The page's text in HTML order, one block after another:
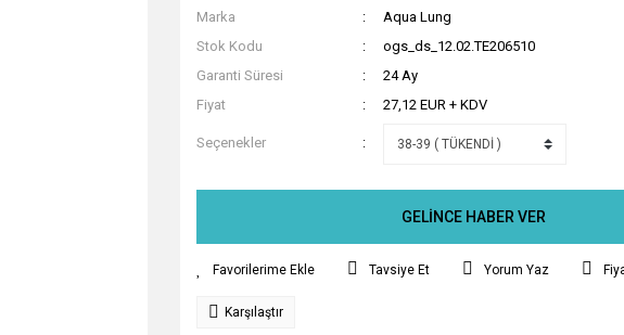
Marka
Aqua Lung
Stok Kodu
ogs_ds_12.02.TE206510
Garanti Süresi
24 Ay
Fiyat
27,12 EUR + KDV
Seçenekler
GELİNCE HABER VER
Tavsiye Et Yorum Yaz
Karşılaştır